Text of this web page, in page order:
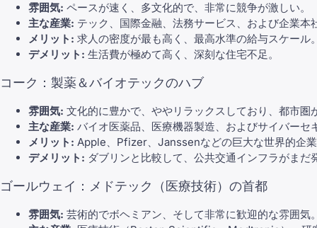
雰囲気: ペースが速く、多文化的で、非常に競争が激しい。
主な産業: テック、国際金融、法務サービス、および企業本
メリット: 求人の密度が最も高く、最高水準の給与スケール
デメリット: 生活費が極めて高く、深刻な住宅不足。
コーク：製薬＆バイオテックのハブ
雰囲気: 文化的に豊かで、ややリラックスしており、都市圏
主な産業: バイオ医薬品、医療機器製造、およびサイバーセ
メリット: Apple、Pfizer、Janssenなどの巨大な世界的企
デメリット: ダブリンと比較して、公共交通インフラがまだ
ゴールウェイ：メドテック（医療技術）の首都
雰囲気: 芸術的でボヘミアン、そして非常に歓迎的な雰囲気